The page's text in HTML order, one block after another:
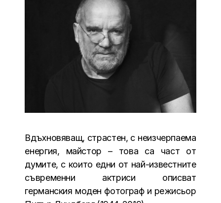
Вдъхновяващ, страстен, с неизчерпаема
енергия, майстор – това са част от
думите, с които едни от най-известните
съвременни актриси описват
германския моден фотограф и режисьор